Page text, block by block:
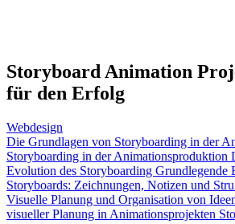
Storyboard Animation
für den Erfolg
Webdesign
Die Grundlagen von Storyboarding in der
Storyboarding in der Animationsproduktion
Evolution des Storyboarding Grundlegende
Storyboards: Zeichnungen, Notizen und
Visuelle Planung und Organisation von
visueller Planung in Animationsprojekten